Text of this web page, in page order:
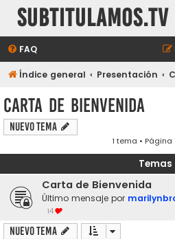
subtitulamos.tv
FAQ
Índice general Presentación
Carta de bienvenida
Nuevo Tema
1 tema • Página
Temas
Carta de Bienvenida
Último mensaje por
14
Nuevo Tema